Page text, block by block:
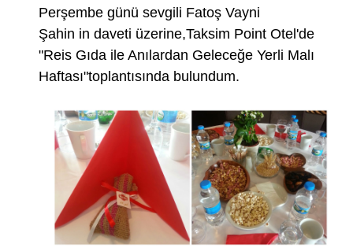
Perşembe günü sevgili Fatoş Vayni
Şahin in daveti üzerine,Taksim Point Otel'de
"Reis Gıda ile Anılardan Geleceğe Yerli Malı
Haftası"toplantısında bulundum.